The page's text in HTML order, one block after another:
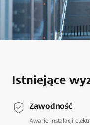
Istniejące
Zawodność
Awarie instalacji